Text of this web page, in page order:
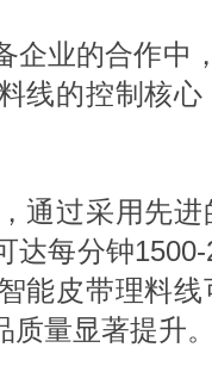
企业的合作中
线的控制核
通过采用先
达每分钟
能皮带理料
质量显著提升